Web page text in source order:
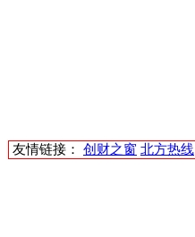
友情链接： 创财之窗 北方热线